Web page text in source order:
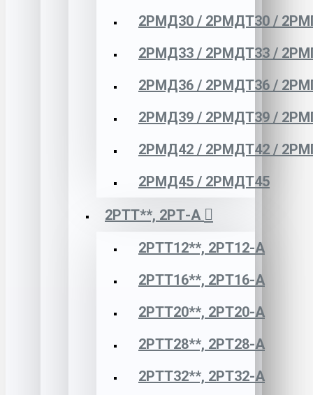
2РМД30 / 2РМДТ30 /
2РМД33 / 2РМДТ33 /
2РМД36 / 2РМДТ36 /
2РМД39 / 2РМДТ39 /
2РМД42 / 2РМДТ42 /
2РМД45 / 2РМДТ45
2РТТ**, 2РТ-А
2РТТ12**, 2РТ12-А
2РТТ16**, 2РТ16-А
2РТТ20**, 2РТ20-А
2РТТ28**, 2РТ28-А
2РТТ32**, 2РТ32-А